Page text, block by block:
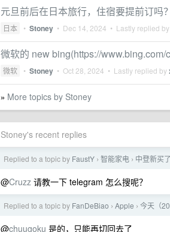
元旦前后在日本旅行，住宿要提前订吗？
日本 • Stoney • Dec 14, 2024 • Lastly replied by
微软的 new bing(https://
微软 • Stoney • Oct 28, 2024 • Lastly replied by
» More topics by Stoney
Stoney's recent replies
Replied to a topic by FaustY › 智能家电 › 中登新买
@Cruzz 请教一下 telegram 怎么搜呢？
Replied to a topic by FanDeBiao › Apple › 今天（
@chuugoku 是的，只能再切回去了